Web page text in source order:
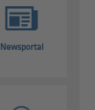
Newsportal